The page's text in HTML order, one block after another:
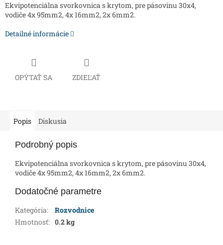
Ekvipotenciálna svorkovnica s krytom, pre pásovinu 30x4,
vodiče 4x 95mm2, 4x 16mm2, 2x 6mm2.
Detailné informácie
OPÝTAŤ SA ZDIEĽAŤ
Popis Diskusia
Podrobný popis
Ekvipotenciálna svorkovnica s krytom, pre pásovinu 30x4,
vodiče 4x 95mm2, 4x 16mm2, 2x 6mm2.
Dodatočné parametre
Kategória:
Rozvodnice
Hmotnosť: 0.2 kg